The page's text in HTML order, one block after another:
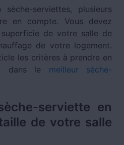
serviettes, plusieurs
en compte. Vous devez
de votre salle de
de votre logement.
les critères à prendre en
dans le meilleur sèche-
serviette en
de votre salle